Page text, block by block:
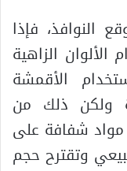
النوافذ، فإذا
الزاهية
الأقمشة
ولكن ذلك من
مواد شفافة على
وتقترح حجم